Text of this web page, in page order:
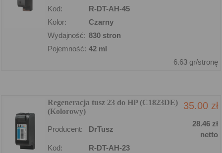
Kod:
R-DT-AH-45
Kolor:
Czarny
Wydajność: 830 stron
Pojemność: 42 ml
6.63 gr/stronę
Regeneracja tusz 23 do HP (C1823DE)
(Kolorowy)
35.00 zł
Producent: DrTusz
28.46 zł
netto
Kod:
R-DT-AH-23